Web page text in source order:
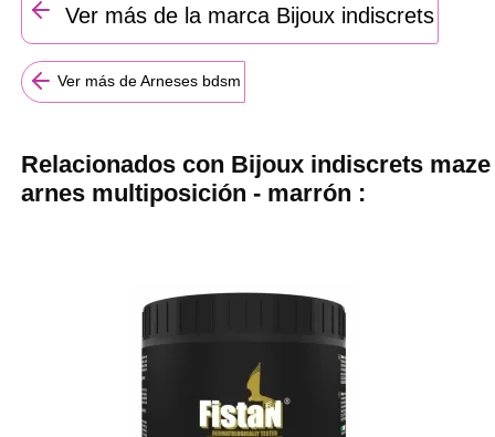
Ver más de la marca Bijoux indiscrets
Ver más de Arneses bdsm
Relacionados con Bijoux indiscrets maze
arnes multiposición - marrón :